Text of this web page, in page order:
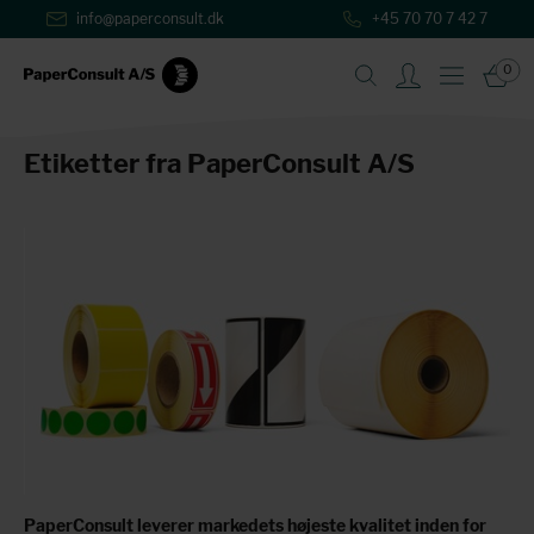
+45 70 70 7 42 7
info@paperconsult.dk
0
Etiketter fra PaperConsult A/S
PaperConsult leverer markedets højeste kvalitet inden for